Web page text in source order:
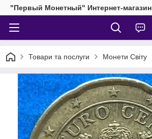
"Первый Монетный" Интернет-магазин
Товари та послуги Монети Світу